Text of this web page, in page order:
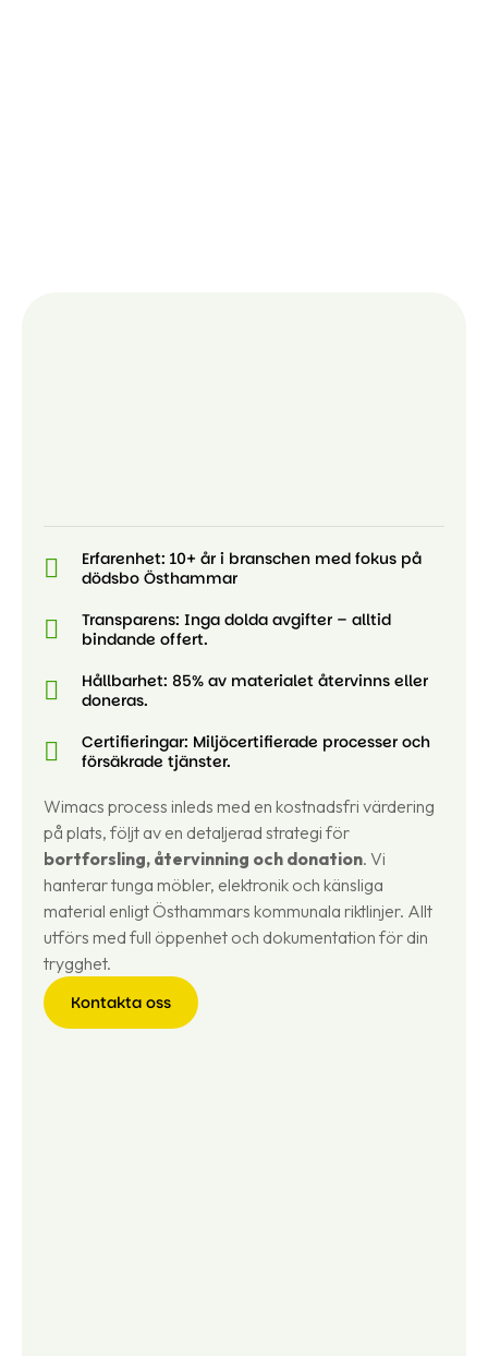
Erfarenhet: 10+ år i branschen med fokus på
dödsbo Östhammar
Transparens: Inga dolda avgifter – alltid
bindande offert.
Hållbarhet: 85% av materialet återvinns eller
doneras.
Certifieringar: Miljöcertifierade processer och
försäkrade tjänster.
Wimacs process inleds med en kostnadsfri värdering
på plats, följt av en detaljerad strategi för
bortforsling, återvinning och donation. Vi
hanterar tunga möbler, elektronik och känsliga
material enligt Östhammars kommunala riktlinjer. Allt
utförs med full öppenhet och dokumentation för din
trygghet.
Kontakta oss